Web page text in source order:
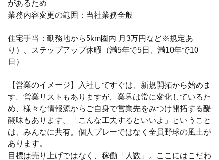
があるため
業務内容変更の範囲：当社業務全般
住宅手当：勤務地から5km圏内 月3万円など※規定あ
り）、ステップアップ休暇（満5年で5日、満10年で10
日）
【営業のイメージ】入社してすぐは、新規開拓から始めま
す。営業リストもありますが、業界は常に変化しているた
め、様々な情報源からご自身で営業先をみつけ開拓する醍
醐味もあります。「こんな工夫するといいよ」ということ
は、みんなに共有。個人プレーではなく全員野球の風土が
あります。
目標は売り上げではなく、稼働「人数」。ここにはこだわ